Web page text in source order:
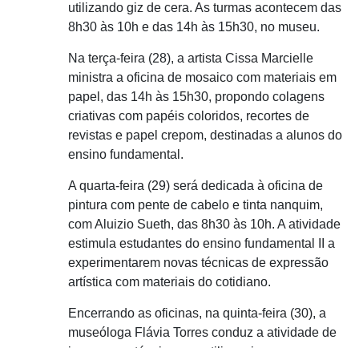
utilizando giz de cera. As turmas acontecem das
8h30 às 10h e das 14h às 15h30, no museu.
Na terça-feira (28), a artista Cissa Marcielle
ministra a oficina de mosaico com materiais em
papel, das 14h às 15h30, propondo colagens
criativas com papéis coloridos, recortes de
revistas e papel crepom, destinadas a alunos do
ensino fundamental.
A quarta-feira (29) será dedicada à oficina de
pintura com pente de cabelo e tinta nanquim,
com Aluizio Sueth, das 8h30 às 10h. A atividade
estimula estudantes do ensino fundamental II a
experimentarem novas técnicas de expressão
artística com materiais do cotidiano.
Encerrando as oficinas, na quinta-feira (30), a
museóloga Flávia Torres conduz a atividade de